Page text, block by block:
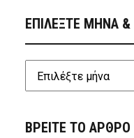
ΕΠΙΛΕΞΤΕ ΜΗΝΑ
ΒΡΕΙΤΕ ΤΟ ΑΡΘΡΟ